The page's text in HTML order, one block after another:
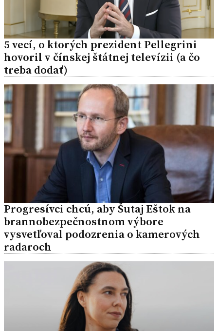
5 vecí, o ktorých prezident Pellegrini
hovoril v čínskej štátnej televízii (a čo
treba dodať)
Progresívci chcú, aby Šutaj Eštok na
brannobezpečnostnom výbore
vysvetľoval podozrenia o kamerových
radaroch